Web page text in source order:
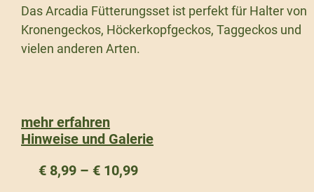
Das Arcadia Fütterungsset ist perfekt für Halter von
Kronengeckos, Höckerkopfgeckos, Taggeckos und
vielen anderen Arten.
mehr erfahren
Hinweise und Galerie
€ 8,99 – € 10,99